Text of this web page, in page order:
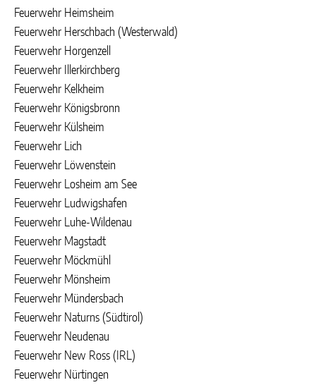
Feuerwehr Heimsheim
Feuerwehr Herschbach (Westerwald)
Feuerwehr Horgenzell
Feuerwehr Illerkirchberg
Feuerwehr Kelkheim
Feuerwehr Königsbronn
Feuerwehr Külsheim
Feuerwehr Lich
Feuerwehr Löwenstein
Feuerwehr Losheim am See
Feuerwehr Ludwigshafen
Feuerwehr Luhe-Wildenau
Feuerwehr Magstadt
Feuerwehr Möckmühl
Feuerwehr Mönsheim
Feuerwehr Mündersbach
Feuerwehr Naturns (Südtirol)
Feuerwehr Neudenau
Feuerwehr New Ross (IRL)
Feuerwehr Nürtingen